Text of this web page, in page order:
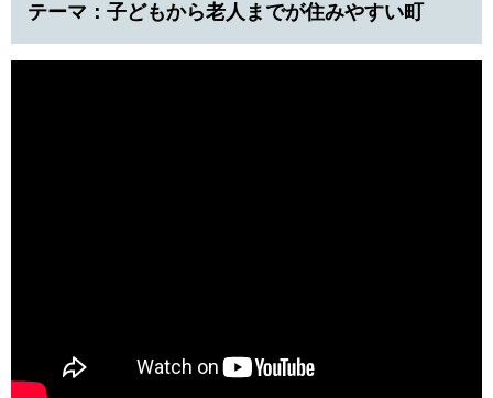
テーマ：子どもから老人までが住みやすい町